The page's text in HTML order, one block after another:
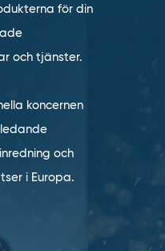
för din
och tjänster.
koncernen
och
i Europa.